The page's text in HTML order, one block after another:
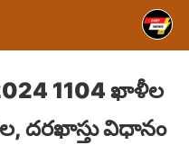
1104 ఖాళీల
దరఖాస్తు విధానం